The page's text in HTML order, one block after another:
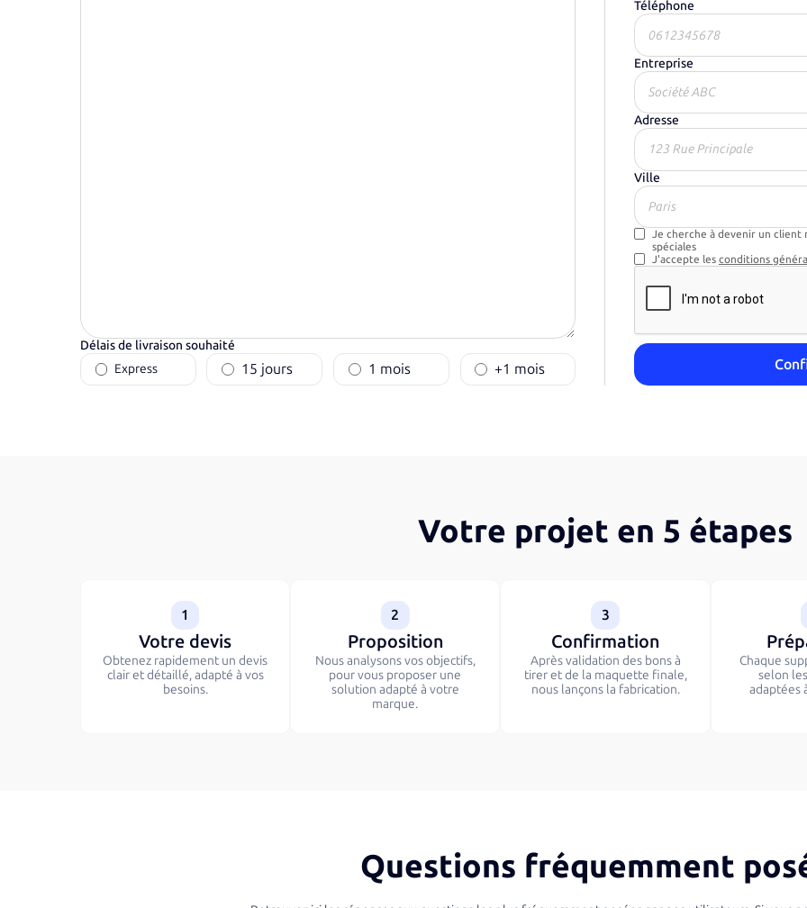
Délais de livraison souhaité
Express
15 jours 1 mois +1 mois
Téléphone
Entreprise
Adresse
Ville
Je cherche à devenir un
spéciales
J'accepte lesconditions
Votre projet en 5 étapes
1
Votre devis
Obtenez rapidement un devis
clair et détaillé, adapté à vos
besoins.
2
Proposition
Nous analysons vos objectifs,
pour vous proposer une
solution adapté à votre
marque.
3
Confirmation
Après validation des bons à
tirer et de la maquette finale,
nous lançons la fabrication.
Chaque
selon
adaptées
Questions fréquemment